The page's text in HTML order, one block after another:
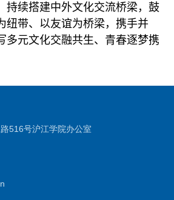
持续搭建中外文化交流桥梁，鼓
纽带、以友谊为桥梁，携手并
多元文化交融共生、青春逐梦携
516号沪江学院办公室